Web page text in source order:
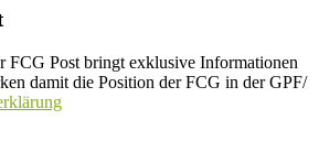
FCG Post bringt exklusive Informationen
damit die Position der FCG in der GPF/